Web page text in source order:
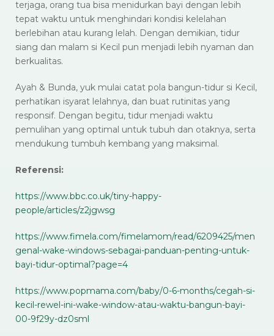
terjaga, orang tua bisa menidurkan bayi dengan lebih
tepat waktu untuk menghindari kondisi kelelahan
berlebihan atau kurang lelah. Dengan demikian, tidur
siang dan malam si Kecil pun menjadi lebih nyaman dan
berkualitas.
Ayah & Bunda, yuk mulai catat pola bangun-tidur si Kecil,
perhatikan isyarat lelahnya, dan buat rutinitas yang
responsif. Dengan begitu, tidur menjadi waktu
pemulihan yang optimal untuk tubuh dan otaknya, serta
mendukung tumbuh kembang yang maksimal.
Referensi:
https://www.bbc.co.uk/tiny-happy-
people/articles/z2jgwsg
https://www.fimela.com/fimelamom/read/6209425/men
genal-wake-windows-sebagai-panduan-penting-untuk-
bayi-tidur-optimal?page=4
https://www.popmama.com/baby/0-6-months/cegah-si-
kecil-rewel-ini-wake-window-atau-waktu-bangun-bayi-
00-9f29y-dz0sml